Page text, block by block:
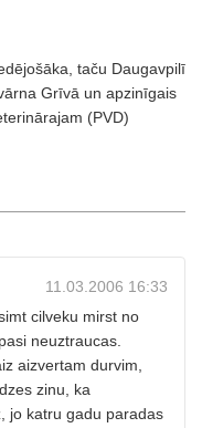
taču Daugavpilī
Grīvā un apzinīgais
(PVD)
11.03.2006 16:33
cilveku mirst no
neuztraucas.
aizvertam durvim,
zinu, ka
jo katru gadu paradas